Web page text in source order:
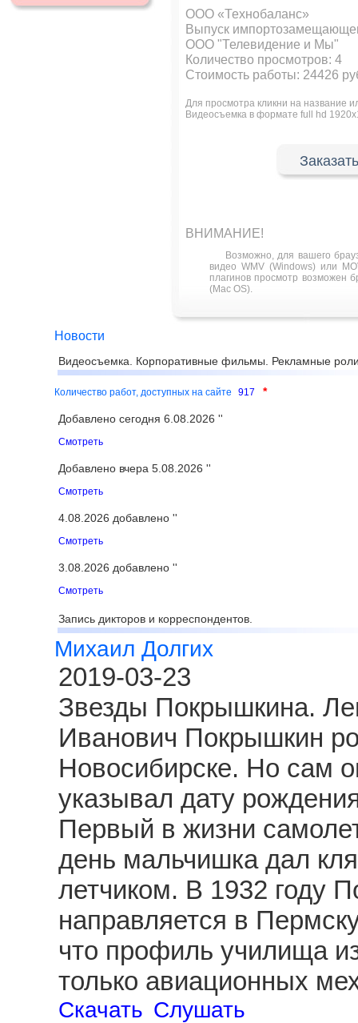
ООО «Технобаланс»
Выпуск
ООО "Телевидение и Мы"
Количество просмотров: 4
Стоимость работы: 24426
Для просмотра кликни на название
Видеосъемка в формате full hd
ВНИМАНИЕ!
Возможно, для вашего
видео WMV (Windows) или
плагинов просмотр возможен
(Mac OS).
Новости
Видеосъемка. Корпоративные фильмы. Рекламные
Количество работ, доступных на сайте 917 *
Добавлено сегодня 6.08.2026 ''
Смотреть
Добавлено вчера 5.08.2026 ''
Смотреть
4.08.2026 добавлено ''
Смотреть
3.08.2026 добавлено ''
Смотреть
Запись дикторов и корреспондентов.
Михаил Долгих
2019-03-23
Звезды Покрышкина.
Иванович Покрышкин
Новосибирске. Но сам
указывал дату
Первый в жизни
день мальчишка дал
летчиком. В 1932 году
направляется в
что профиль училища
только авиационных
Скачать Слушать